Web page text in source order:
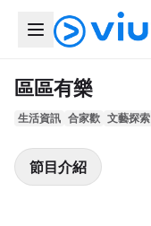
區區有樂
生活資訊 合家歡 文藝探索
節目介紹